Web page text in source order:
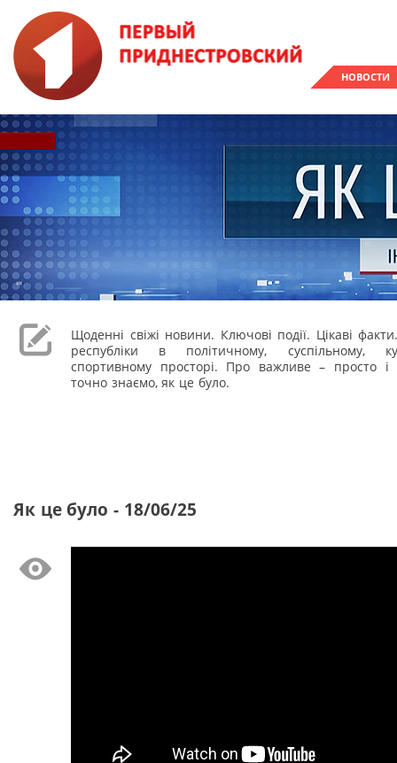
НОВОСТИ
Щоденні свіжі новини. Ключові події. Цікаві
республіки в політичному, суспільному,
спортивному просторі. Про важливе – просто і
точно знаємо, як це було.
Як це було - 18/06/25